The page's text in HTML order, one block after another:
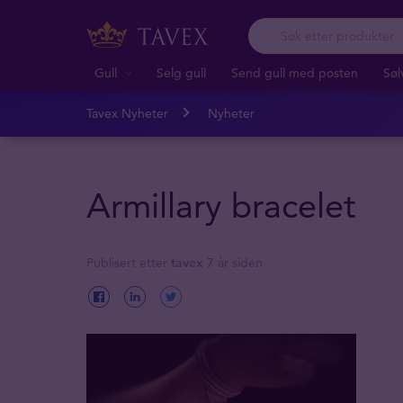
Gull Selg gull Send gull med posten
Tavex Nyheter Nyheter
Armillary bracelet